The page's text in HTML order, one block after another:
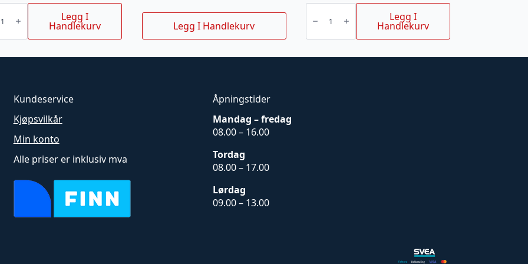
Legg I
Handlekurv Legg I Handlekurv
Oljefilter
TE Legg I
Handlekurv
Kundeservice
Kjøpsvilkår
Min konto
Alle priser er inklusiv mva
Åpningstider
Mandag – fredag
08.00 – 16.00
Tordag
08.00 – 17.00
Lørdag
09.00 – 13.00